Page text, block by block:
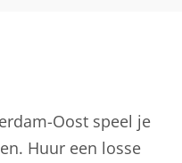
Oost speel je
Huur een losse